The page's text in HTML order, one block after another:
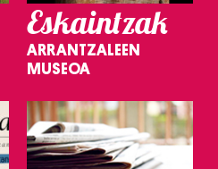
Eskaintzak
ARRANTZALEEN
MUSEOA